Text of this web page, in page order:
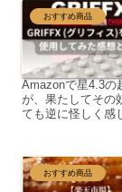
おすすめ商品
Amazonで星4.3の
が、果たしてその
ても逆に怪しく感
おすすめ商品